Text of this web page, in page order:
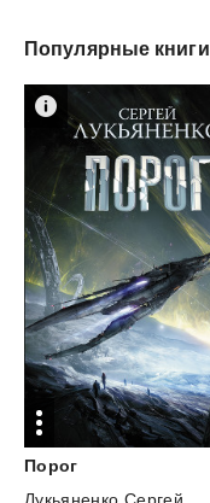
Популярные книги
Порог